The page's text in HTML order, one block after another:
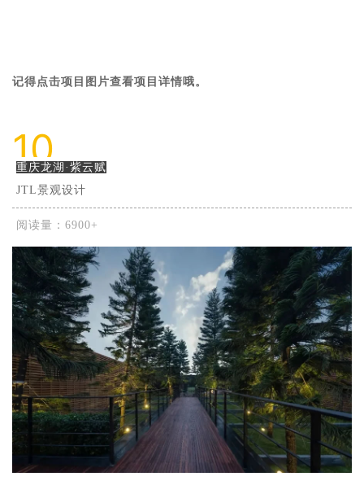
记得点击项目图片查看项目详情哦。
10
重庆龙湖·紫云赋
JTL景观设计
阅读量：6900+